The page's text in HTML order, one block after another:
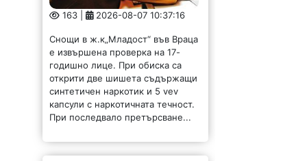
163 | 2026-08-07 10:37:16
Снощи в ж.к„Младост“ във Враца
е извършена проверка на 17-
годишно лице. При обиска са
открити две шишета съдържащи
синтетичен наркотик и 5 vev
капсули с наркотичната течност.
При последвало претърсване...